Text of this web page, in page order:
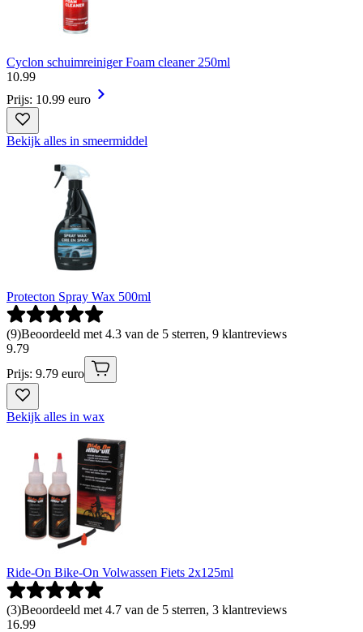
Cyclon schuimreiniger Foam cleaner 250ml
10.99
Prijs: 10.99 euro
Bekijk alles in smeermiddel
Protecton Spray Wax 500ml
(9)Beoordeeld met 4.3 van de 5 sterren, 9 klantreviews
9.79
Prijs: 9.79 euro
Bekijk alles in wax
Ride-On Bike-On Volwassen Fiets 2x125ml
(3)Beoordeeld met 4.7 van de 5 sterren, 3 klantreviews
16.99